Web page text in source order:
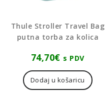
Thule Stroller Travel Bag
putna torba za kolica
74,70€ s PDV
Dodaj u košaricu